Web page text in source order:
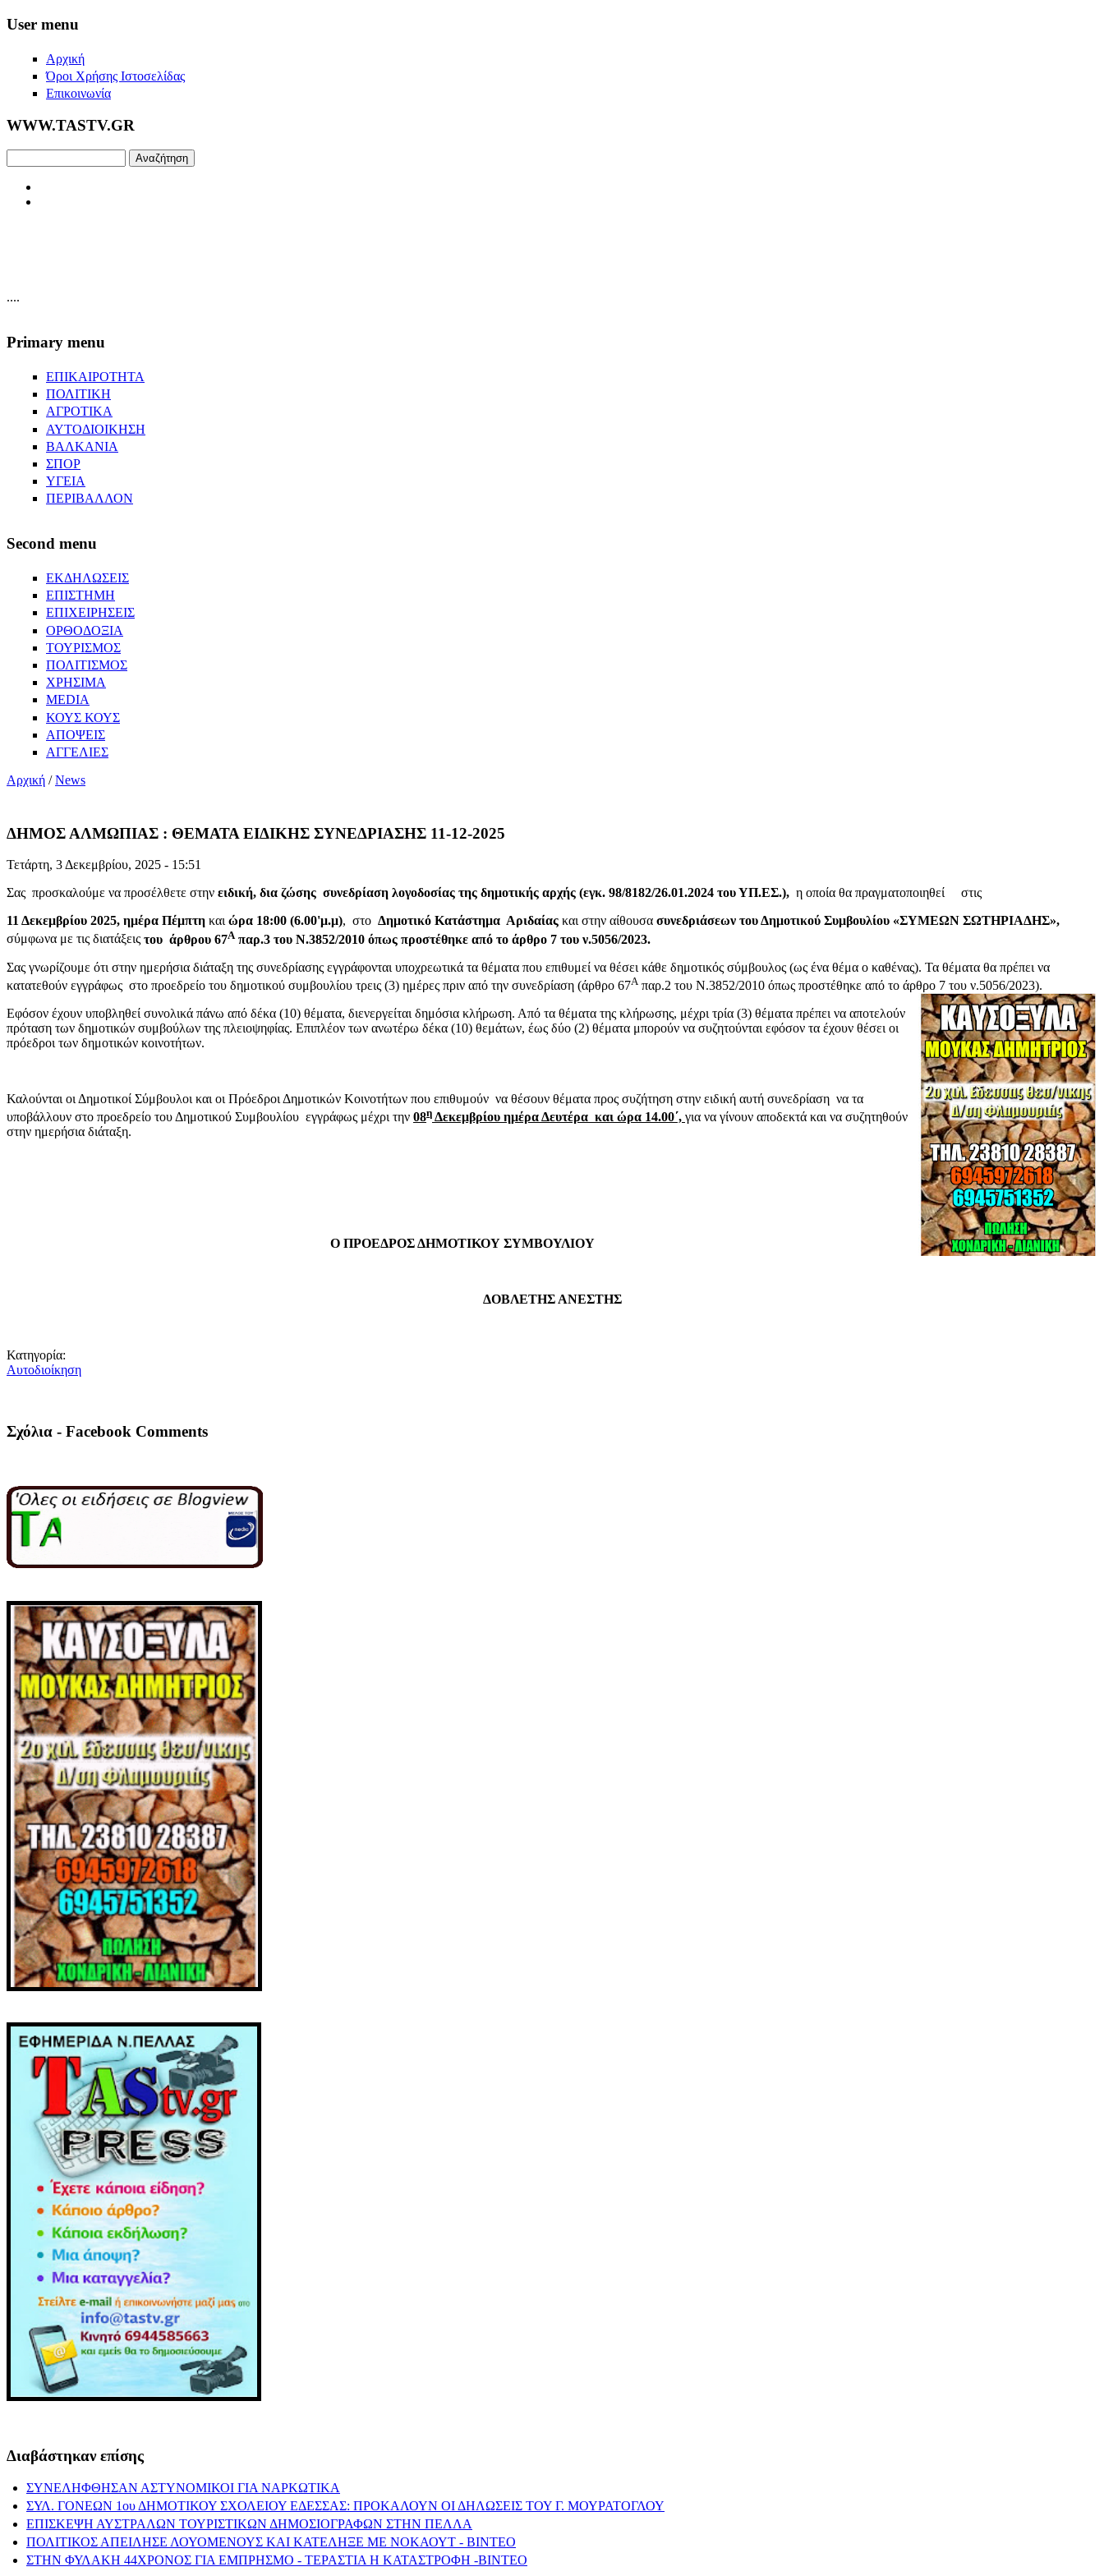
Skip to main content
User menu
Αρχική
Όροι Χρήσης Ιστοσελίδας
Επικοινωνία
WWW.TASTV.GR
....
Primary menu
ΕΠΙΚΑΙΡΟΤΗΤΑ
ΠΟΛΙΤΙΚΗ
ΑΓΡΟΤΙΚΑ
ΑΥΤΟΔΙΟΙΚΗΣΗ
ΒΑΛΚΑΝΙΑ
ΣΠΟΡ
ΥΓΕΙΑ
ΠΕΡΙΒΑΛΛΟΝ
Second menu
ΕΚΔΗΛΩΣΕΙΣ
ΕΠΙΣΤΗΜΗ
ΕΠΙΧΕΙΡΗΣΕΙΣ
ΟΡΘΟΔΟΞΙΑ
ΤΟΥΡΙΣΜΟΣ
ΠΟΛΙΤΙΣΜΟΣ
ΧΡΗΣΙΜΑ
MEDIA
ΚΟΥΣ ΚΟΥΣ
ΑΠΟΨΕΙΣ
ΑΓΓΕΛΙΕΣ
Αρχική /News
ΔΗΜΟΣ ΑΛΜΩΠΙΑΣ : ΘΕΜΑΤΑ ΕΙΔΙΚΗΣ ΣΥΝΕΔΡΙΑΣΗΣ 11-12-2025
Τετάρτη, 3 Δεκεμβρίου, 2025 - 15:51
Σας προσκαλούμε να προσέλθετε στην ειδική, δια ζώσης συνεδρίαση λογοδοσίας της δημοτικής αρχής (εγκ. 98/8182/26.01.2024 του ΥΠ.ΕΣ.), η οποία θα πραγματοποιηθεί στις
11 Δεκεμβρίου 2025, ημέρα Πέμπτη και ώρα 18:00 (6.00'μ.μ), στο Δημοτικό Κατάστημα Αριδαίας και στην αίθουσα συνεδριάσεων του Δημοτικού Συμβουλίου «ΣΥΜΕΩΝ ΣΩΤΗΡΙΑΔΗΣ»,
σύμφωνα με τις διατάξεις του άρθρου 67Απαρ.3 του Ν.3852/2010 όπως προστέθηκε από το άρθρο 7 του ν.5056/2023.
Σας γνωρίζουμε ότι στην ημερήσια διάταξη της συνεδρίασης εγγράφονται υποχρεωτικά τα θέματα που επιθυμεί να θέσει κάθε δημοτικός σύμβουλος (ως ένα θέμα ο καθένας). Τα θέματα θα πρέπει να
κατατεθούν εγγράφως στο προεδρείο του δημοτικού συμβουλίου τρεις (3) ημέρες πριν από την συνεδρίαση (άρθρο 67Απαρ.2 του Ν.3852/2010 όπως προστέθηκε από το άρθρο 7 του ν.5056/2023).
Εφόσον έχουν υποβληθεί συνολικά πάνω από δέκα (10) θέματα, διενεργείται δημόσια κλήρωση. Από τα θέματα της κλήρωσης, μέχρι τρία (3) θέματα πρέπει να αποτελούν
πρόταση των δημοτικών συμβούλων της πλειοψηφίας. Επιπλέον των ανωτέρω δέκα (10) θεμάτων, έως δύο (2) θέματα μπορούν να συζητούνται εφόσον τα έχουν θέσει οι
πρόεδροι των δημοτικών κοινοτήτων.
Καλούνται οι Δημοτικοί Σύμβουλοι και οι Πρόεδροι Δημοτικών Κοινοτήτων που επιθυμούν να θέσουν θέματα προς συζήτηση στην ειδική αυτή συνεδρίαση να τα
υποβάλλουν στο προεδρείο του Δημοτικού Συμβουλίου εγγράφως μέχρι την 08η Δεκεμβρίου ημέρα Δευτέρα και ώρα 14.00΄, για να γίνουν αποδεκτά και να συζητηθούν
στην ημερήσια διάταξη.
Ο ΠΡΟΕΔΡΟΣ ΔΗΜΟΤΙΚΟΥ ΣΥΜΒΟΥΛΙΟΥ
ΔΟΒΛΕΤΗΣ ΑΝΕΣΤΗΣ
Κατηγορία:
Αυτοδιοίκηση
Σχόλια - Facebook Comments
Διαβάστηκαν επίσης
ΣΥΝΕΛΗΦΘΗΣΑΝ ΑΣΤΥΝΟΜΙΚΟΙ ΓΙΑ ΝΑΡΚΩΤΙΚΑ
ΣΥΛ. ΓΟΝΕΩΝ 1ου ΔΗΜΟΤΙΚΟΥ ΣΧΟΛΕΙΟΥ ΕΔΕΣΣΑΣ: ΠΡΟΚΑΛΟΥΝ ΟΙ ΔΗΛΩΣΕΙΣ ΤΟΥ Γ. ΜΟΥΡΑΤΟΓΛΟΥ
ΕΠΙΣΚΕΨΗ ΑΥΣΤΡΑΛΩΝ ΤΟΥΡΙΣΤΙΚΩΝ ΔΗΜΟΣΙΟΓΡΑΦΩΝ ΣΤΗΝ ΠΕΛΛΑ
ΠΟΛΙΤΙΚΟΣ ΑΠΕΙΛΗΣΕ ΛΟΥΟΜΕΝΟΥΣ ΚΑΙ ΚΑΤΕΛΗΞΕ ΜΕ ΝΟΚΑΟΥΤ - ΒΙΝΤΕΟ
ΣΤΗΝ ΦΥΛΑΚΗ 44ΧΡΟΝΟΣ ΓΙΑ ΕΜΠΡΗΣΜΟ - ΤΕΡΑΣΤΙΑ Η ΚΑΤΑΣΤΡΟΦΗ -ΒΙΝΤΕΟ